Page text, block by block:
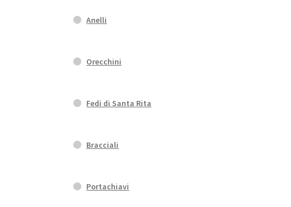
Anelli
Orecchini
Fedi di Santa Rita
Bracciali
Portachiavi